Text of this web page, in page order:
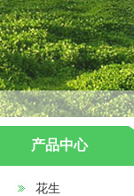
产品中心
花生